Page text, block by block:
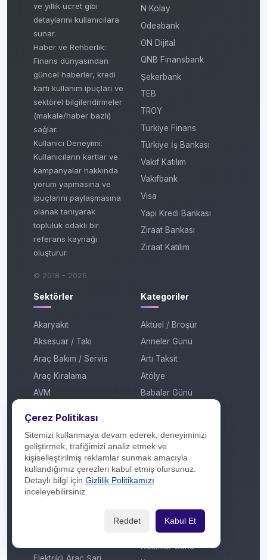
ve yıllık ücret gibi
detaylarını kullanıcılara
sunar.
Haber ve Rehberlik:
Finans dünyasından
güncel haberler, kredi
kartı kullanım ipuçları ve
sektörel bilgilendirmeler
(makale/haber bazlı)
sağlar.
Kullanıcı Deneyimi:
Kullanıcıların kartlar ve
kampanyalar hakkında
yorum yapmasına ve
ipuçlarını paylaşmasına
olanak tanıyarak
topluluk odaklı bir
referans kaynağı
oluşturur.
© 2018 - 2026
N Kolay
Odeabank
ON Dijital
QNB Finansbank
Şekerbank
TEB
TROY
Türkiye Finans
Türkiye İş Bankası
Vakıf Katılım
Vakıfbank
Visa
Yapı Kredi Bankası
Ziraat Bankası
Ziraat Katılım
Sektörler
Akaryakıt
Aksesuar / Takı
Araç Bakım / Servis
Araç Kiralama
AVM
Beyaz Eşya / Kombi
Çiçekçilik
Çok Katlı Mağaza
Dijital Platform
Elektrikli Araç Şarj
Kategoriler
Aktüel / Broşür
Anneler Günü
Artı Taksit
Atölye
Babalar Günü
Efsane Cuma
Festival
Garaj Günleri
İmza Günü / Söyleşi
İndirim
Kadınlar Günü
Çerez Politikası
Sitemizi kullanmaya devam ederek, deneyiminizi
geliştirmek, trafiğimizi analiz etmek ve
kişiselleştirilmiş reklamlar sunmak amacıyla
kullandığımız çerezleri kabul etmiş olursunuz.
Detaylı bilgi için Gizlilik Politikamızı
inceleyebilirsiniz.
Reddet Kabul Et